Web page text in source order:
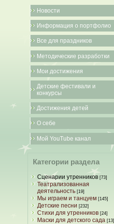
Новости
Информация о портфолио
Все для праздников
Методические разработки
Мои достижения
Детские фестивали и
конкурсы
Достижения детей
О себе
Мой YouTube канал
Категории раздела
Сценарии утренников [73]
Театрализованная
деятельность [19]
Мы играем и танцуем [145]
Детские песни [232]
Стихи для утренников [24]
Маски для детского сада [13]